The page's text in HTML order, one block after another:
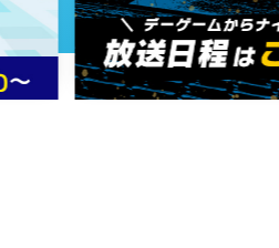
2026年01
1月10日【
運・温泉・